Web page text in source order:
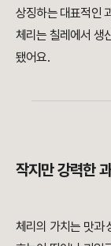
상징하는 대표적인
체리는 칠레에서 생
됐어요.
작지만 강력한
체리의 가치는 맛과